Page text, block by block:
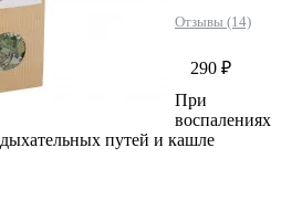
Отзывы (14)
290 ₽
При
воспалениях
дыхательных путей и кашле